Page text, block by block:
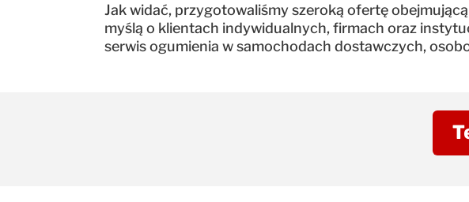
Jak widać, przygotowaliśmy szeroką ofertę
myślą o klientach indywidualnych, firmach oraz
serwis ogumienia w samochodach dostawczych,